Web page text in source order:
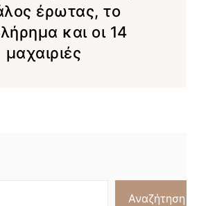
έρωτας, το
και οι 14
μαχαιριές
Αναζήτηση